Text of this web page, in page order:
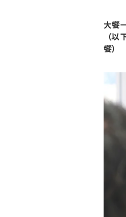
大饗
（以
饗）